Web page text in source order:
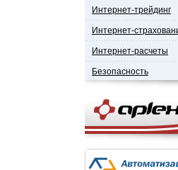
Интернет-трейдинг
Интернет-
Интернет-расчеты
Безопасность